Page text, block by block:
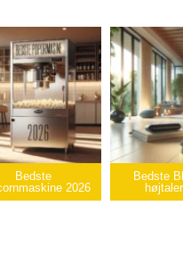
Bedste Bluetooth
højtaler 2026